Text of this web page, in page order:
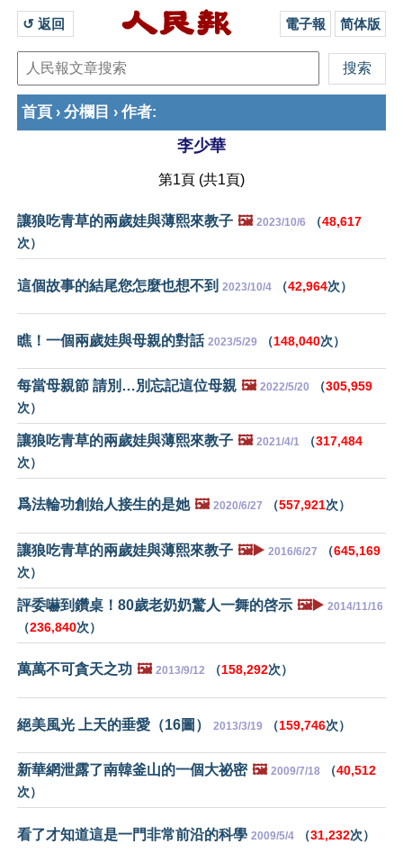
↺ 返回 電子報 简体版
首頁 › 分欄目 › 作者:
李少華
第1頁 (共1頁)
讓狼吃青草的兩歲娃與薄熙來教子 🖼️ 2023/10/6 （48,617
次）
這個故事的結尾您怎麼也想不到 2023/10/4 （42,964次）
瞧！一個兩歲娃與母親的對話 2023/5/29 （148,040次）
每當母親節 請別…別忘記這位母親 🖼️ 2022/5/20 （305,959
次）
讓狼吃青草的兩歲娃與薄熙來教子 🖼️ 2021/4/1 （317,484
次）
爲法輪功創始人接生的是她 🖼️ 2020/6/27 （557,921次）
讓狼吃青草的兩歲娃與薄熙來教子 🖼️▶️ 2016/6/27 （645,169
次）
評委嚇到鑽桌！80歲老奶奶驚人一舞的啓示 🖼️▶️ 2014/11/16
（236,840次）
萬萬不可貪天之功 🖼️ 2013/9/12 （158,292次）
絕美風光 上天的垂愛（16圖） 2013/3/19 （159,746次）
新華網泄露了南韓釜山的一個大祕密 🖼️ 2009/7/18 （40,512
次）
看了才知道這是一門非常前沿的科學 2009/5/4 （31,232次）